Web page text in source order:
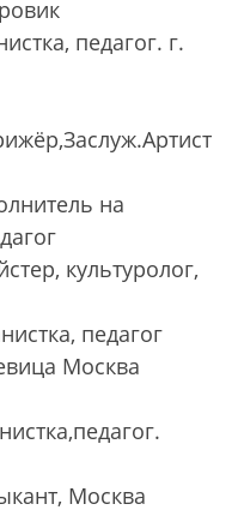
педагог. г.
на
культуролог,
педагог
Москва
Москва